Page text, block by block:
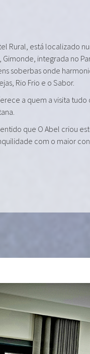
Rural, está localizado
Gimonde, integrada no
soberbas onde
Rio Frio e o Sabor.
a quem a visita tudo
que O Abel criou
com o maior